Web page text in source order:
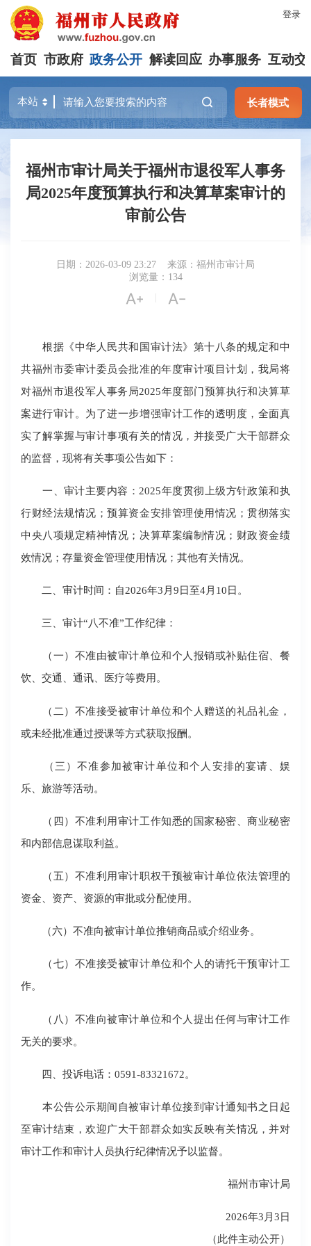
登录
首页 市政府 政务公开 解读回应 办事服务 互动交
长者模式
福州市审计局关于福州市退役军人事务
局2025年度预算执行和决算草案审计的
审前公告
日期：2026-03-09 23:27
来源：福州市审计局
浏览量：134
 | 
根据《中华人民共和国审计法》第十八条的规定和中
共福州市委审计委员会批准的年度审计项目计划，我局将
对福州市退役军人事务局2025年度部门预算执行和决算草
案进行审计。为了进一步增强审计工作的透明度，全面真
实了解掌握与审计事项有关的情况，并接受广大干部群众
的监督，现将有关事项公告如下：
一、审计主要内容：2025年度贯彻上级方针政策和执
行财经法规情况；预算资金安排管理使用情况；贯彻落实
中央八项规定精神情况；决算草案编制情况；财政资金绩
效情况；存量资金管理使用情况；其他有关情况。
二、审计时间：自2026年3月9日至4月10日。
三、审计“八不准”工作纪律：
（一）不准由被审计单位和个人报销或补贴住宿、餐
饮、交通、通讯、医疗等费用。
（二）不准接受被审计单位和个人赠送的礼品礼金，
或未经批准通过授课等方式获取报酬。
（三）不准参加被审计单位和个人安排的宴请、娱
乐、旅游等活动。
（四）不准利用审计工作知悉的国家秘密、商业秘密
和内部信息谋取利益。
（五）不准利用审计职权干预被审计单位依法管理的
资金、资产、资源的审批或分配使用。
（六）不准向被审计单位推销商品或介绍业务。
（七）不准接受被审计单位和个人的请托干预审计工
作。
（八）不准向被审计单位和个人提出任何与审计工作
无关的要求。
四、投诉电话：0591-83321672。
本公告公示期间自被审计单位接到审计通知书之日起
至审计结束，欢迎广大干部群众如实反映有关情况，并对
审计工作和审计人员执行纪律情况予以监督。
福州市审计局
2026年3月3日
（此件主动公开）